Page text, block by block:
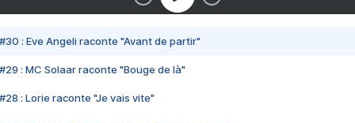
#30 : Eve Angeli raconte "Avant de partir"
#29 : MC Solaar raconte "Bouge de là"
#28 : Lorie raconte "Je vais vite"